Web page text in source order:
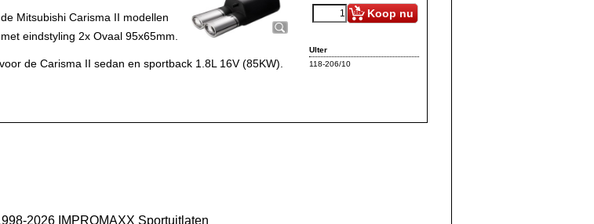
Koop nu
Ulter
118-206/10
Mitsubishi Carisma II modellen
eindstyling 2x Ovaal 95x65mm.
de Carisma II sedan en sportback 1.8L 16V (85KW).
2026 IMPROMAXX Sportuitlaten